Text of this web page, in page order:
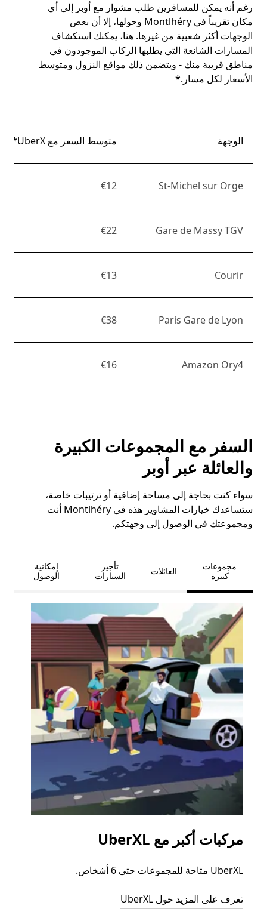
رغم أنه يمكن للمسافرين طلب مشوار مع أوبر إلى أي
مكان تقريباً في Montlhéry وحولها، إلا أن بعض
الوجهات أكثر شعبية من غيرها. هنا، يمكنك استكشاف
المسارات الشائعة التي يطلبها الركاب الموجودون في
مناطق قريبة منك - ويتضمن ذلك مواقع النزول ومتوسط
الأسعار لكل مسار.*
الوجهة متوسط السعر مع UberX*
St-Michel sur Orge
€12
Gare de Massy TGV
€22
Courir
€13
Paris Gare de Lyon
€38
Amazon Ory4
€16
السفر مع المجموعات الكبيرة
والعائلة عبر أوبر
سواء كنت بحاجة إلى مساحة إضافية أو ترتيبات خاصة،
ستساعدك خيارات المشاوير هذه في Montlhéry أنت
ومجموعتك في الوصول إلى وجهتكم.
مجموعات
كبيرة
العائلات
تأجير
السيارات
إمكانية
الوصول
مركبات أكبر مع UberXL
UberXL متاحة للمجموعات حتى 6 أشخاص.
تعرف على المزيد حول UberXL